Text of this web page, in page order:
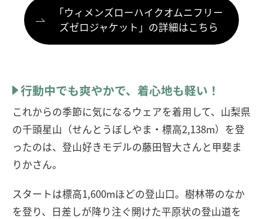
「ウィメンズローハイクオムニフリー
ズゼロジャケット」の詳細はこちら
行動中でも爽やかで、着心地も軽い！
これからの季節に気になるウェアを着用して、山梨県
の千頭星山（せんとうぼしやま・標高2,138m）を登
ったのは、登山好きモデルの藤田智大さんと甲斐ま
りかさん。
スタートは標高1,600mほどの登山口。樹林帯のなか
を登り、日差しが降り注ぐ開けた平原状の登山道を